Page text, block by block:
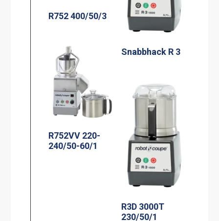
R752 400/50/3
Snabbhack R 3
R752VV 220-
240/50-60/1
R3D 3000T
230/50/1